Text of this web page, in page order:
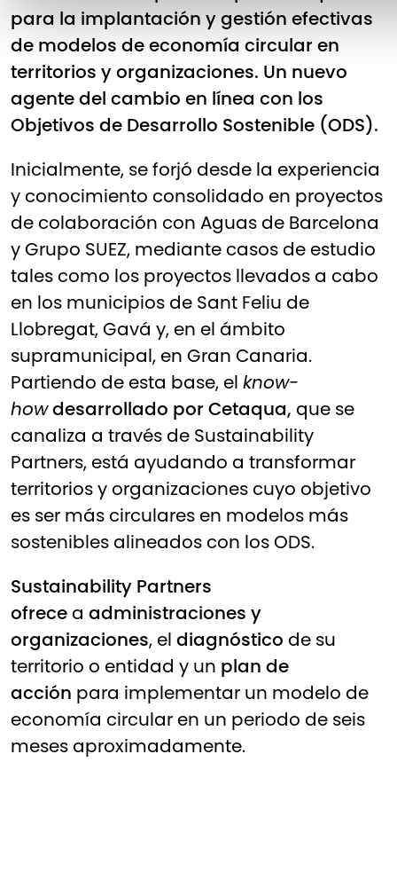
para la implantación y gestión efectivas
de modelos de economía circular en
territorios y organizaciones. Un nuevo
agente del cambio en línea con los
Objetivos de Desarrollo Sostenible (ODS).
Inicialmente, se forjó desde la experiencia
y conocimiento consolidado en proyectos
de colaboración con Aguas de Barcelona
y Grupo SUEZ, mediante casos de estudio
tales como los proyectos llevados a cabo
en los municipios de Sant Feliu de
Llobregat, Gavá y, en el ámbito
supramunicipal, en Gran Canaria.
Partiendo de esta base, el know-
howdesarrollado por Cetaqua, que se
canaliza a través de Sustainability
Partners, está ayudando a transformar
territorios y organizaciones cuyo objetivo
es ser más circulares en modelos más
sostenibles alineados con los ODS.
Sustainability Partners
ofrecea administraciones y
organizaciones, el diagnóstico de su
territorio o entidad y un plan de
acción para implementar un modelo de
economía circular en un periodo de seis
meses aproximadamente.